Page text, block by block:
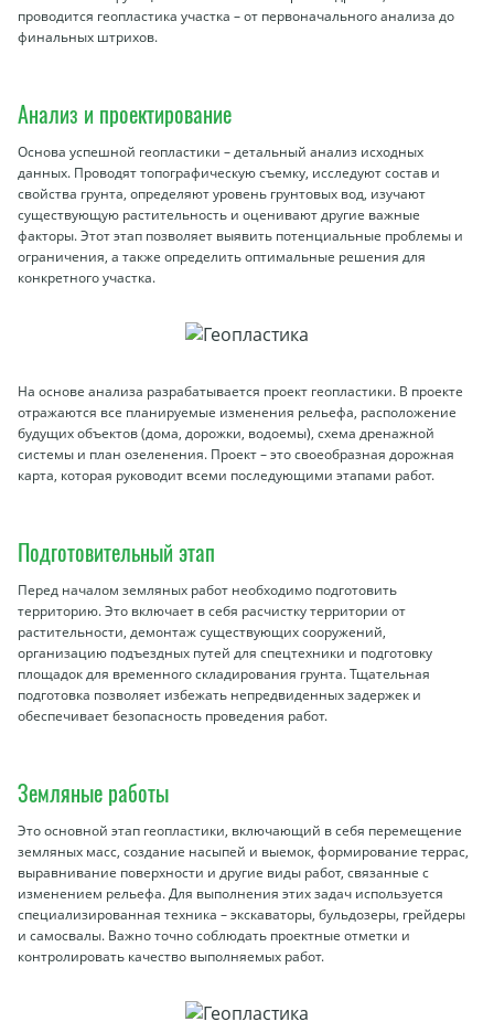
проводится геопластика участка – от первоначального анализа до
финальных штрихов.
Анализ и проектирование
Основа успешной геопластики – детальный анализ исходных
данных. Проводят топографическую съемку, исследуют состав и
свойства грунта, определяют уровень грунтовых вод, изучают
существующую растительность и оценивают другие важные
факторы. Этот этап позволяет выявить потенциальные проблемы и
ограничения, а также определить оптимальные решения для
конкретного участка.
На основе анализа разрабатывается проект геопластики. В проекте
отражаются все планируемые изменения рельефа, расположение
будущих объектов (дома, дорожки, водоемы), схема дренажной
системы и план озеленения. Проект – это своеобразная дорожная
карта, которая руководит всеми последующими этапами работ.
Подготовительный этап
Перед началом земляных работ необходимо подготовить
территорию. Это включает в себя расчистку территории от
растительности, демонтаж существующих сооружений,
организацию подъездных путей для спецтехники и подготовку
площадок для временного складирования грунта. Тщательная
подготовка позволяет избежать непредвиденных задержек и
обеспечивает безопасность проведения работ.
Земляные работы
Это основной этап геопластики, включающий в себя перемещение
земляных масс, создание насыпей и выемок, формирование террас,
выравнивание поверхности и другие виды работ, связанные с
изменением рельефа. Для выполнения этих задач используется
специализированная техника – экскаваторы, бульдозеры, грейдеры
и самосвалы. Важно точно соблюдать проектные отметки и
контролировать качество выполняемых работ.